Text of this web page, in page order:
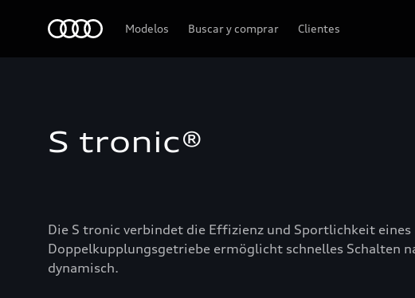
Modelos Buscar y comprar Clientes
S tronic®
Die S tronic verbindet die Effizienz und Sportlichkeit
Doppelkupplungsgetriebe ermöglicht schnelles Schalten
dynamisch.